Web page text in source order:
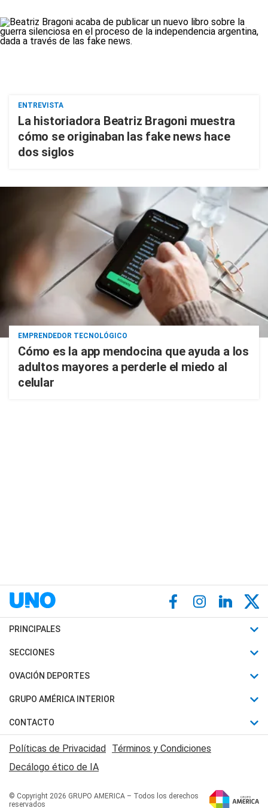
ENTREVISTA
La historiadora Beatriz Bragoni muestra
cómo se originaban las fake news hace
dos siglos
EMPRENDEDOR TECNOLÓGICO
Cómo es la app mendocina que ayuda a los
adultos mayores a perderle el miedo al
celular
PRINCIPALES
Últimas Noticias
Política
Judiciales
Economia
SECCIONES
Horóscopo
Motores
Trucos caseros
Series y Películas
Edictos y Solicitadas
OVACIÓN DEPORTES
Fútbol
Mundial
Automovilismo
Rugby
Básquet
GRUPO AMÉRICA INTERIOR
Canal 7 en Vivo
San Juan 8
CONTACTO
Acerca de Nosotros
Contactanos
Políticas de Privacidad Términos y Condiciones
Decálogo ético de IA
© Copyright 2026 GRUPO AMERICA – Todos los derechos
reservados